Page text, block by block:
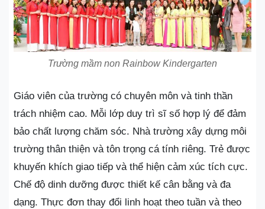
Trường mầm non Rainbow Kindergarten
Giáo viên của trường có chuyên môn và tinh thần
trách nhiệm cao. Mỗi lớp duy trì sĩ số hợp lý để đảm
bảo chất lượng chăm sóc. Nhà trường xây dựng môi
trường thân thiện và tôn trọng cá tính riêng. Trẻ được
khuyến khích giao tiếp và thể hiện cảm xúc tích cực.
Chế độ dinh dưỡng được thiết kế cân bằng và đa
dạng. Thực đơn thay đổi linh hoạt theo tuần và theo